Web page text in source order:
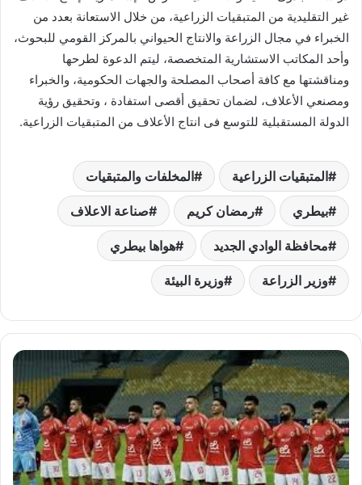
غير التقليدية من المتبقيات الزراعية، من خلال الاستعانة بعدد من
الخبراء في مجال الزراعة والانتاج الحيواني بالمركز القومي للبحوث،
وأحد المكاتب الاستشارية المتخصصة، ليتم الدعوة لطرحها
ومناقشتها مع كافة أصحاب المصلحة والجهات الحكومية، والخبراء
ومصنعي الأعلاف، لضمان تحقيق أقصى استفادة ، وتحقيق رؤية
الدولة المستقبلية للتوسع فى انتاج الأعلاف من المتبقيات الزراعية.
المتبقيات الزراعية المخلفات والمتبقيات
بيطري رمضان كريم صناعة الاعلاف
محافظة الوادي الجديد هواها بيطري
وزير الزراعة وزيرة البيئة
الأهلي
يكمل
إجراءات
السفر
إلى
موريتانيا
ويرسل
طلباً